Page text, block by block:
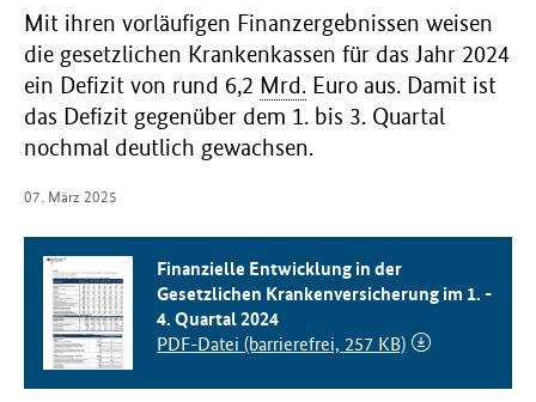
m
i
n
i
s
t
e
r
u
e
Mit ihren vorläufigen Finanzergebnissen weisen
die gesetzlichen Krankenkassen für das Jahr 2024
ein Defizit von rund 6,2 Mrd. Euro aus. Damit ist
das Defizit gegenüber dem 1. bis 3. Quartal
nochmal deutlich gewachsen.
07. März 2025
Finanzielle Entwicklung in der
Gesetzlichen Krankenversicherung im 1. -
4. Quartal 2024
PDF-Datei (barrierefrei, 257 KB)